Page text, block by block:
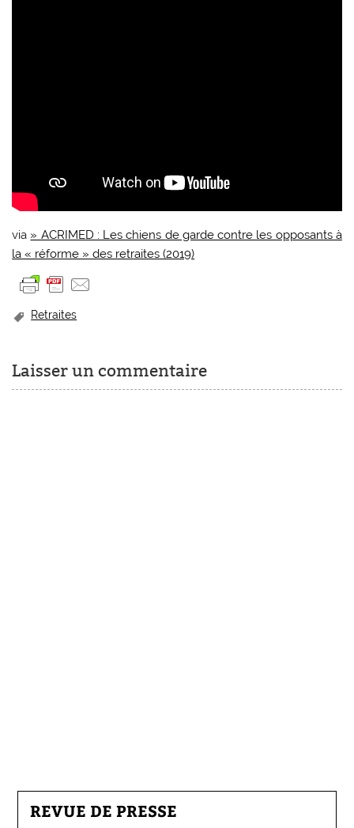
via » ACRIMED : Les chiens de garde contre les opposants à
la « réforme » des retraites (2019)
Retraites
Laisser un commentaire
REVUE DE PRESSE